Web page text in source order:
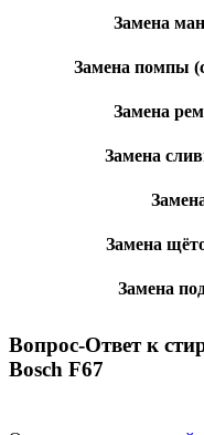
Замена
Замена помпы
Замена
Замена
Замена
Замена
Вопрос-Ответ к
Bosch F67